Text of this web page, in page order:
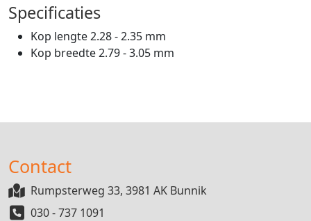
Specificaties
Kop lengte 2.28 - 2.35 mm
Kop breedte 2.79 - 3.05 mm
Contact
Rumpsterweg 33, 3981 AK Bunnik
030 - 737 1091